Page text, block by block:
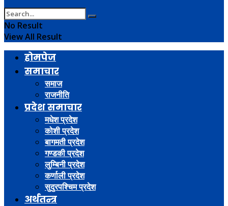
No Result
View All Result
होमपेज
समाचार
समाज
राजनीति
प्रदेश समाचार
मधेश प्रदेश
कोशी प्रदेश
बागमती प्रदेश
गण्डकी प्रदेश
लुम्बिनी प्रदेश
कर्णाली प्रदेश
सुदुरपश्चिम प्रदेश
अर्थतन्त्र